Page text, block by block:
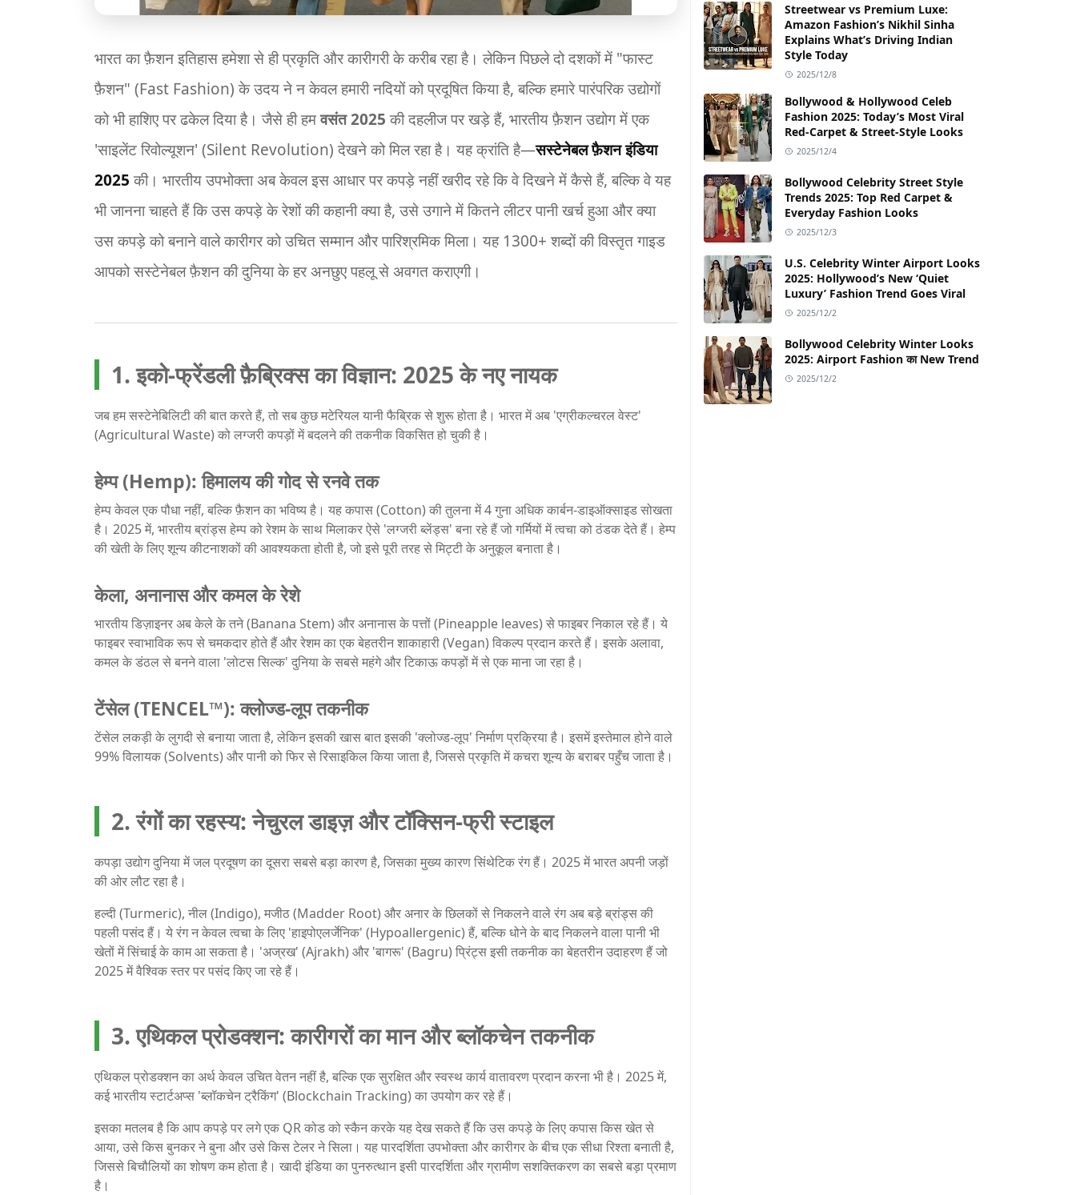
भारत का फ़ैशन इतिहास हमेशा से ही प्रकृति और कारीगरी के करीब रहा है। लेकिन पिछले दो दशकों में "फास्ट
फ़ैशन" (Fast Fashion) के उदय ने न केवल हमारी नदियों को प्रदूषित किया है, बल्कि हमारे पारंपरिक उद्योगों
को भी हाशिए पर ढकेल दिया है। जैसे ही हमवसंत 2025 की दहलीज पर खड़े हैं, भारतीय फ़ैशन उद्योग में एक
'साइलेंट रिवोल्यूशन' (Silent Revolution) देखने को मिल रहा है। यह क्रांति है—सस्टेनेबल फ़ैशन इंडिया
2025 की। भारतीय उपभोक्ता अब केवल इस आधार पर कपड़े नहीं खरीद रहे कि वे दिखने में कैसे हैं, बल्कि वे यह
भी जानना चाहते हैं कि उस कपड़े के रेशों की कहानी क्या है, उसे उगाने में कितने लीटर पानी खर्च हुआ और क्या
उस कपड़े को बनाने वाले कारीगर को उचित सम्मान और पारिश्रमिक मिला। यह 1300+ शब्दों की विस्तृत गाइड
आपको सस्टेनेबल फ़ैशन की दुनिया के हर अनछुए पहलू से अवगत कराएगी।
1. इको-फ्रेंडली फ़ैब्रिक्स का विज्ञान: 2025 के नए नायक
जब हम सस्टेनेबिलिटी की बात करते हैं, तो सब कुछ मटेरियल यानी फैब्रिक से शुरू होता है। भारत में अब 'एग्रीकल्चरल वेस्ट'
(Agricultural Waste) को लग्जरी कपड़ों में बदलने की तकनीक विकसित हो चुकी है।
हेम्प (Hemp): हिमालय की गोद से रनवे तक
हेम्प केवल एक पौधा नहीं, बल्कि फ़ैशन का भविष्य है। यह कपास (Cotton) की तुलना में 4 गुना अधिक कार्बन-डाइऑक्साइड सोखता
है। 2025 में, भारतीय ब्रांड्स हेम्प को रेशम के साथ मिलाकर ऐसे 'लग्जरी ब्लेंड्स' बना रहे हैं जो गर्मियों में त्वचा को ठंडक देते हैं। हेम्प
की खेती के लिए शून्य कीटनाशकों की आवश्यकता होती है, जो इसे पूरी तरह से मिट्टी के अनुकूल बनाता है।
केला, अनानास और कमल के रेशे
भारतीय डिज़ाइनर अब केले के तने (Banana Stem) और अनानास के पत्तों (Pineapple leaves) से फाइबर निकाल रहे हैं। ये
फाइबर स्वाभाविक रूप से चमकदार होते हैं और रेशम का एक बेहतरीन शाकाहारी (Vegan) विकल्प प्रदान करते हैं। इसके अलावा,
कमल के डंठल से बनने वाला 'लोटस सिल्क' दुनिया के सबसे महंगे और टिकाऊ कपड़ों में से एक माना जा रहा है।
टेंसेल (TENCEL™): क्लोज्ड-लूप तकनीक
टेंसेल लकड़ी के लुगदी से बनाया जाता है, लेकिन इसकी खास बात इसकी 'क्लोज्ड-लूप' निर्माण प्रक्रिया है। इसमें इस्तेमाल होने वाले
99% विलायक (Solvents) और पानी को फिर से रिसाइकिल किया जाता है, जिससे प्रकृति में कचरा शून्य के बराबर पहुँच जाता है।
2. रंगों का रहस्य: नेचुरल डाइज़ और टॉक्सिन-फ्री स्टाइल
कपड़ा उद्योग दुनिया में जल प्रदूषण का दूसरा सबसे बड़ा कारण है, जिसका मुख्य कारण सिंथेटिक रंग हैं। 2025 में भारत अपनी जड़ों
की ओर लौट रहा है।
हल्दी (Turmeric), नील (Indigo), मजीठ (Madder Root) और अनार के छिलकों से निकलने वाले रंग अब बड़े ब्रांड्स की
पहली पसंद हैं। ये रंग न केवल त्वचा के लिए 'हाइपोएलर्जेनिक' (Hypoallergenic) हैं, बल्कि धोने के बाद निकलने वाला पानी भी
खेतों में सिंचाई के काम आ सकता है। 'अज्रख' (Ajrakh) और 'बागरू' (Bagru) प्रिंट्स इसी तकनीक का बेहतरीन उदाहरण हैं जो
2025 में वैश्विक स्तर पर पसंद किए जा रहे हैं।
3. एथिकल प्रोडक्शन: कारीगरों का मान और ब्लॉकचेन तकनीक
एथिकल प्रोडक्शन का अर्थ केवल उचित वेतन नहीं है, बल्कि एक सुरक्षित और स्वस्थ कार्य वातावरण प्रदान करना भी है। 2025 में,
कई भारतीय स्टार्टअप्स 'ब्लॉकचेन ट्रैकिंग' (Blockchain Tracking) का उपयोग कर रहे हैं।
इसका मतलब है कि आप कपड़े पर लगे एक QR कोड को स्कैन करके यह देख सकते हैं कि उस कपड़े के लिए कपास किस खेत से
आया, उसे किस बुनकर ने बुना और उसे किस टेलर ने सिला। यह पारदर्शिता उपभोक्ता और कारीगर के बीच एक सीधा रिश्ता बनाती है,
जिससे बिचौलियों का शोषण कम होता है। खादी इंडिया का पुनरुत्थान इसी पारदर्शिता और ग्रामीण सशक्तिकरण का सबसे बड़ा प्रमाण
है।
Streetwear vs Premium Luxe:
Amazon Fashion’s Nikhil Sinha
Explains What’s Driving Indian
Style Today
2025/12/8
Bollywood & Hollywood Celeb
Fashion 2025: Today’s Most Viral
Red-Carpet & Street-Style Looks
2025/12/4
Bollywood Celebrity Street Style
Trends 2025: Top Red Carpet &
Everyday Fashion Looks
2025/12/3
U.S. Celebrity Winter Airport Looks
2025: Hollywood’s New ‘Quiet
Luxury’ Fashion Trend Goes Viral
2025/12/2
Bollywood Celebrity Winter Looks
2025: Airport Fashion का New Trend
2025/12/2